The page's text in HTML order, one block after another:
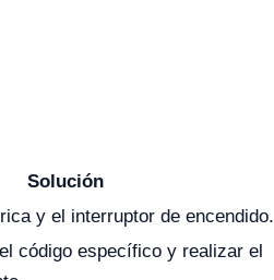
Solución
y el interruptor de encendido.
código específico y realizar el